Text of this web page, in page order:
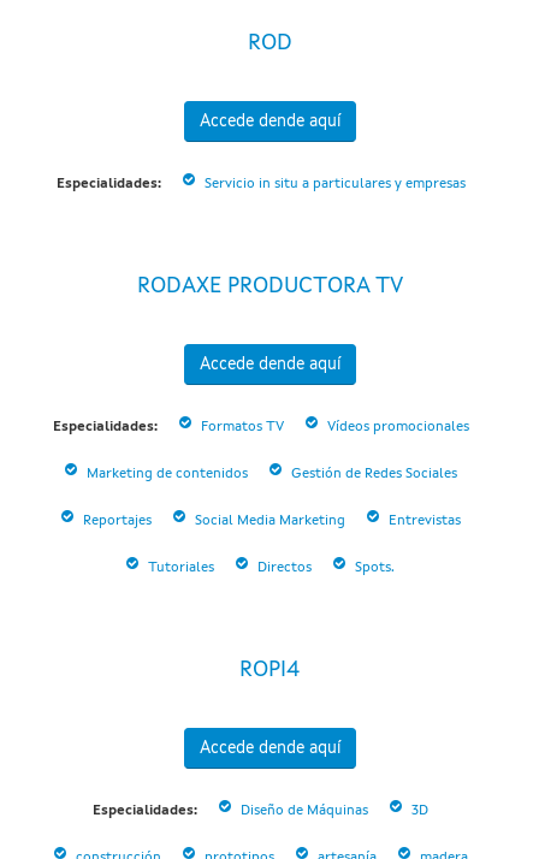
ROD
Accede dende aquí
Especialidades: Servicio in situ a particulares y empresas
RODAXE PRODUCTORA TV
Accede dende aquí
Especialidades: Formatos TV Vídeos promocionales
Marketing de contenidos Gestión de Redes Sociales
Reportajes Social Media Marketing Entrevistas
Tutoriales Directos Spots.
ROPI4
Accede dende aquí
Especialidades: Diseño de Máquinas 3D